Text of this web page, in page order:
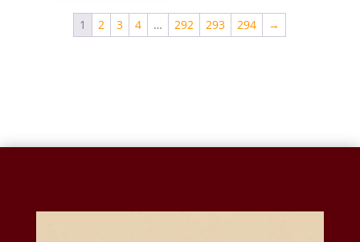
1 2 3 4 … 292 293 294 →